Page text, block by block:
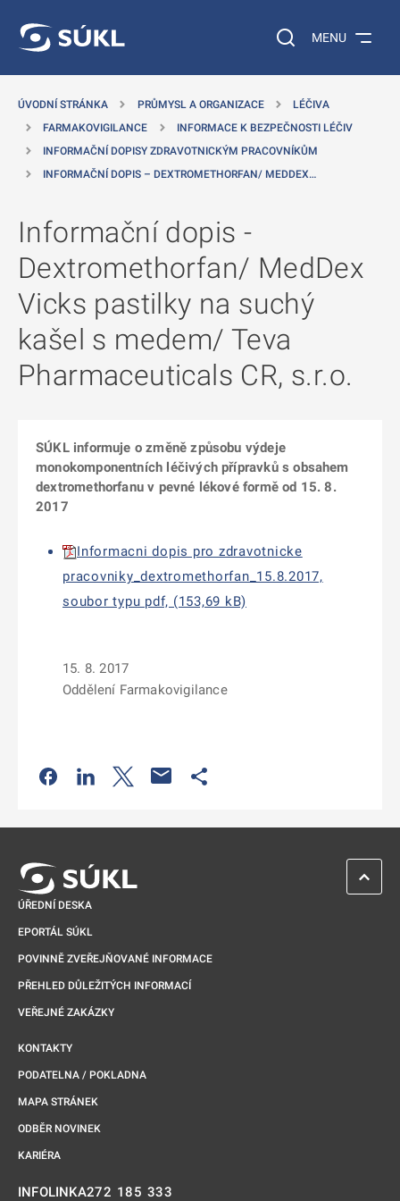
Vyhledávání na
MENU
ÚVODNÍ STRÁNKA PRŮMYSL A ORGANIZACE
LÉČIVA
FARMAKOVIGILANCE
INFORMACE K BEZPEČNOSTI LÉČIV
INFORMAČNÍ DOPISY ZDRAVOTNICKÝM PRACOVNÍKŮM
INFORMAČNÍ DOPIS – DEXTROMETHORFAN/ MEDDEX…
Informační dopis -
Dextromethorfan/ MedDex
Vicks pastilky na suchý
kašel s medem/ Teva
Pharmaceuticals CR, s.r.o.
SÚKL informuje o změně způsobu výdeje
monokomponentních léčivých přípravků s obsahem
dextromethorfanu v pevné lékové formě od 15. 8.
2017
Informacni dopis pro zdravotnicke
pracovniky_dextromethorfan_15.8.2017,
soubor typu pdf, (153,69 kB)
15. 8. 2017
Oddělení Farmakovigilance
Odkaz se otevře na nové kartě
Odkaz se otevře na nové kartě
Odkaz se otevře na nové kartě
ÚŘEDNÍ DESKA
EPORTÁL SÚKL
POVINNĚ ZVEŘEJŇOVANÉ INFORMACE
PŘEHLED DŮLEŽITÝCH INFORMACÍ
VEŘEJNÉ ZAKÁZKY
KONTAKTY
PODATELNA / POKLADNA
MAPA STRÁNEK
ODBĚR NOVINEK
KARIÉRA
INFOLINKA272 185 333
ZPĚT